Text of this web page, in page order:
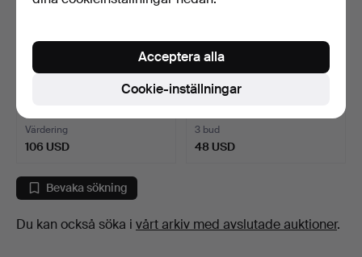
Cappelin, Murano, Itali…
Värdering
106 USD
med nubbeglas, d…
3 bud
48 USD
Bevaka sökning
Du kan också söka i vårt arkiv med avslutade auktioner.
Cookie-inställningar
Acceptera alla